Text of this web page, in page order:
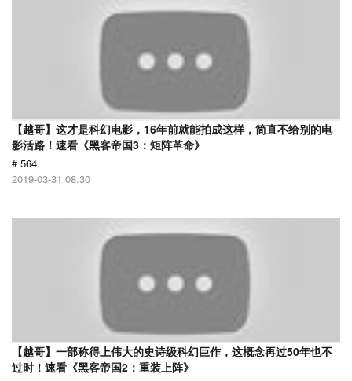
【越哥】这才是科幻电影，16年前就能拍成这样，简直不给别的电
影活路！速看《黑客帝国3：矩阵革命》
# 564
2019-03-31 08:30
【越哥】一部称得上伟大的史诗级科幻巨作，这概念再过50年也不
过时！速看《黑客帝国2：重装上阵》